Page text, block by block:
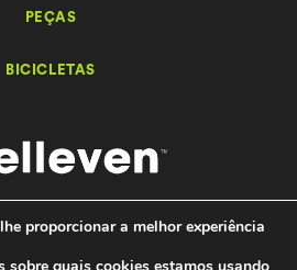
PEÇAS
BICICLETAS
proporcionar a melhor experiência